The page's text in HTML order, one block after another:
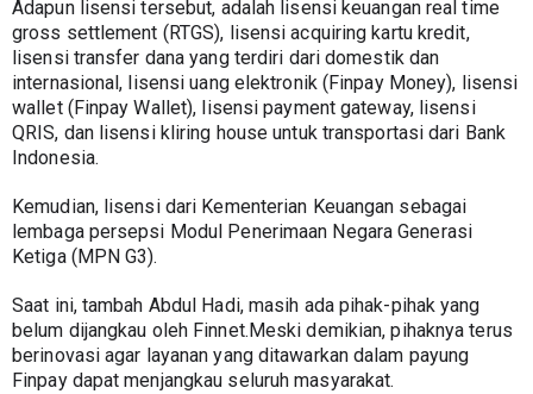
Adapun lisensi tersebut, adalah lisensi keuangan real time
gross settlement (RTGS), lisensi acquiring kartu kredit,
lisensi transfer dana yang terdiri dari domestik dan
internasional, lisensi uang elektronik (Finpay Money), lisensi
wallet (Finpay Wallet), lisensi payment gateway, lisensi
QRIS, dan lisensi kliring house untuk transportasi dari Bank
Indonesia.
Kemudian, lisensi dari Kementerian Keuangan sebagai
lembaga persepsi Modul Penerimaan Negara Generasi
Ketiga (MPN G3).
Saat ini, tambah Abdul Hadi, masih ada pihak-pihak yang
belum dijangkau oleh Finnet.Meski demikian, pihaknya terus
berinovasi agar layanan yang ditawarkan dalam payung
Finpay dapat menjangkau seluruh masyarakat.